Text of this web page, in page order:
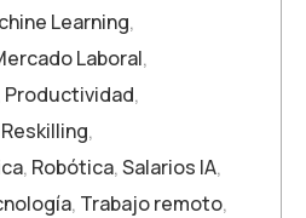
Learning,
Laboral,
Productividad,
Reskilling,
, Robótica,Salarios IA,
, Trabajo remoto,